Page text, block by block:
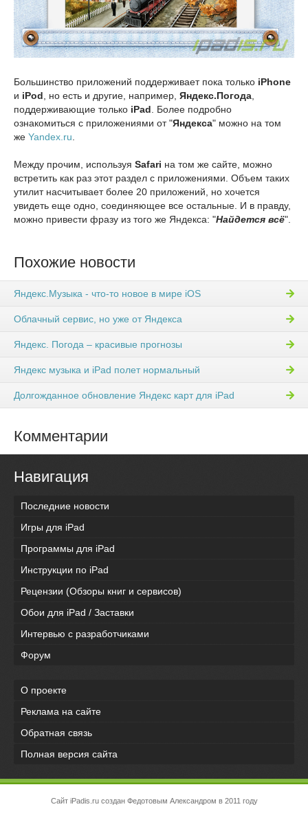
Большинство приложений поддерживает пока только iPhone
и iPod , но есть и другие, например, Яндекс.Погода
поддерживающие только iPad . Более подробно
ознакомиться с приложениями от "Яндекса" можно на том
же Yandex.ru
Между прочим, используя Safari на том же сайте, можно
встретить как раз этот раздел с приложениями. Объем таких
утилит насчитывает более 20 приложений, но хочется
увидеть еще одно, соединяющее все остальные. И в правду,
можно привести фразу из того же Яндекса: "Найдется всё".
Похожие новости
Яндекс.Музыка - что-то новое в мире iOS
Облачный сервис, но уже от Яндекса
Яндекс. Погода – красивые прогнозы
Яндекс музыка и iPad полет нормальный
Долгожданное обновление Яндекс карт для iPad
Комментарии
Навигация
Последние новости
Игры для iPad
Программы для iPad
Инструкции по iPad
Рецензии (Обзоры книг и сервисов)
Обои для iPad / Заставки
Интервью с разработчиками
Форум
О проекте
Реклама на сайте
Обратная связь
Полная версия сайта
Сайт iPadis.ru создан Федотовым Александром в 2011 году